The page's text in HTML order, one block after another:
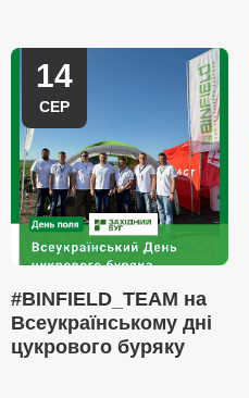
14
СЕР
#BINFIELD_TEAM на
Всеукраїнському дні
цукрового буряку